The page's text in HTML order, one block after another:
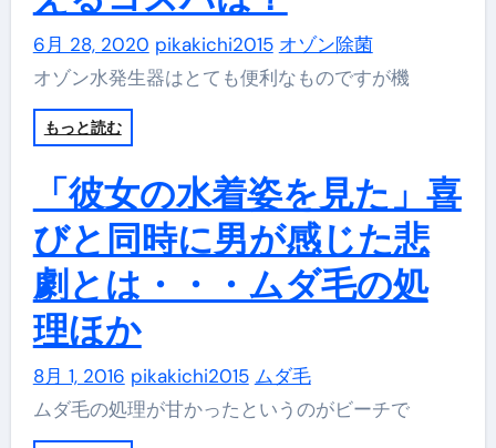
6月 28, 2020 pikakichi2015 オゾン除菌
オゾン水発生器はとても便利なものですが機
もっと読む
「彼女の水着姿を見た」喜
びと同時に男が感じた悲
劇とは・・・ムダ毛の処
理ほか
8月 1, 2016 pikakichi2015 ムダ毛
ムダ毛の処理が甘かったというのがビーチで